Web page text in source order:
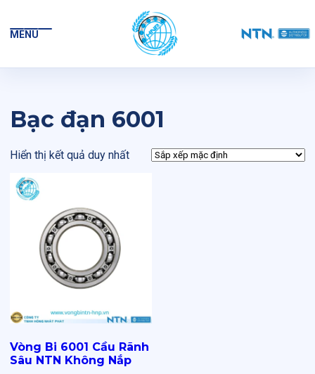
MENU
Bạc đạn 6001
Hiển thị kết quả duy nhất
Vòng Bi 6001 Cầu Rãnh
Sâu NTN Không Nắp